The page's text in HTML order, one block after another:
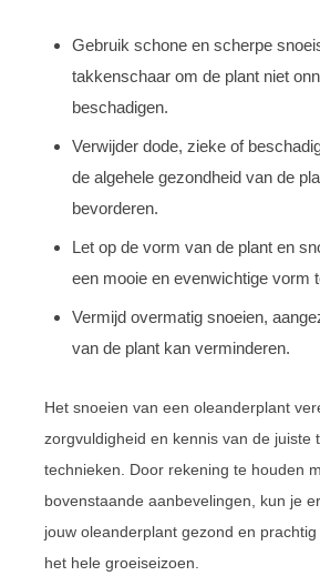
Gebruik schone en scherpe
takkenschaar om de plant niet
beschadigen.
Verwijder dode, zieke of
de algehele gezondheid van de
bevorderen.
Let op de vorm van de plant en
een mooie en evenwichtige vorm
Vermijd overmatig snoeien,
van de plant kan verminderen.
Het snoeien van een oleanderplant
zorgvuldigheid en kennis van de juiste
technieken. Door rekening te houden
bovenstaande aanbevelingen, kun je
jouw oleanderplant gezond en
het hele groeiseizoen.